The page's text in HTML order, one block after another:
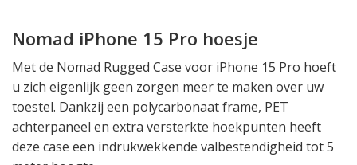
Nomad iPhone 15 Pro hoesje
Met de Nomad Rugged Case voor iPhone 15 Pro hoeft
u zich eigenlijk geen zorgen meer te maken over uw
toestel. Dankzij een polycarbonaat frame, PET
achterpaneel en extra versterkte hoekpunten heeft
deze case een indrukwekkende valbestendigheid tot 5